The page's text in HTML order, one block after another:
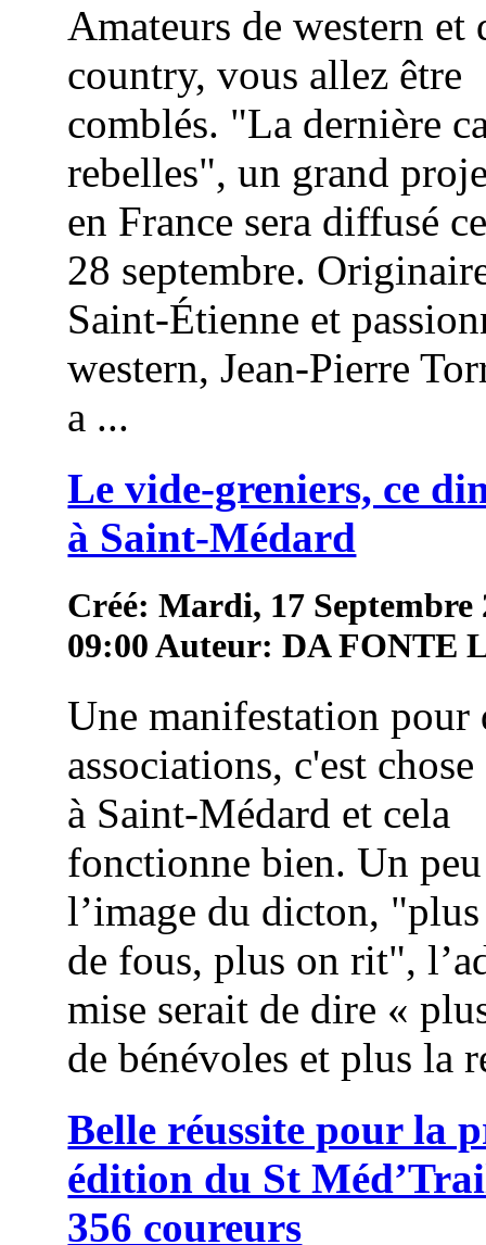
Amateurs de western et
country, vous allez être
comblés. "La dernière
rebelles", un grand
en France sera diffusé
28 septembre.
Saint-Étienne et
western, Jean-Pierre
a ...
Le vide-greniers, ce
à Saint-Médard
Créé: Mardi, 17 Septembre
09:00Auteur: DA FONTE
Une manifestation pour
associations, c'est
à Saint-Médard et cela
fonctionne bien. Un
l’image du dicton,
de fous, plus on rit",
mise serait de dire «
de bénévoles et plus la
Belle réussite pour la
édition du St
356 coureurs